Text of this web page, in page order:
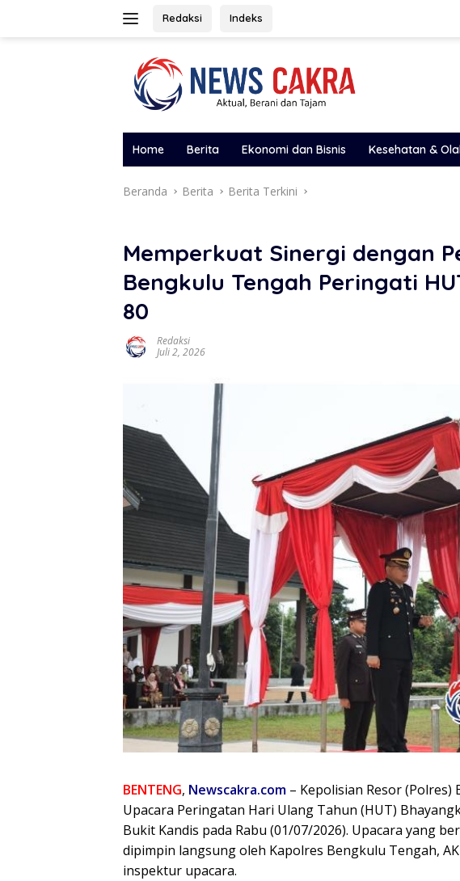
Redaksi Indeks
Home Berita Ekonomi dan Bisnis Kesehatan &
Beranda Berita Berita Terkini
Memperkuat Sinergi dengan
Bengkulu Tengah Peringati
80
Redaksi
Juli 2, 2026
BENTENG, Newscakra.com – Kepolisian Resor
Upacara Peringatan Hari Ulang Tahun (HUT)
Bukit Kandis pada Rabu (01/07/2026). Upacara yang
dipimpin langsung oleh Kapolres Bengkulu Tengah,
inspektur upacara.